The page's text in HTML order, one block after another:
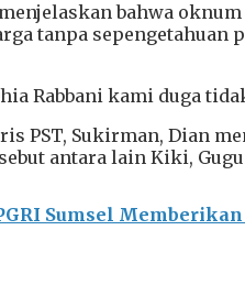
menjelaskan bahwa
tanpa sepengetahuan
Rabbani kami duga
PST, Sukirman, Dian
antara lain Kiki,
Sumsel